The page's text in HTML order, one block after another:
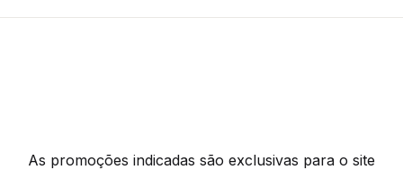
As promoções indicadas são exclusivas para o site